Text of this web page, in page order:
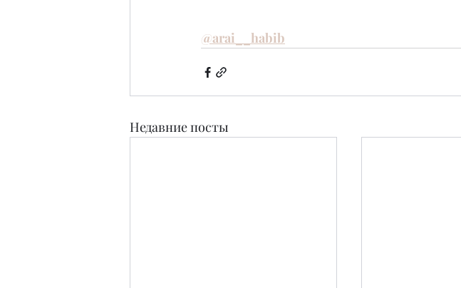
@arai__habib
Недавние посты